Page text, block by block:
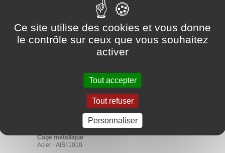
Rétention à la graisse
Rétention des contaminants extérieurs de type boue et
eau, milieu à fortes sollicitations
Applications
Tous types d'applications rotatives
FKM 70 - 75 Shore A
HNBR 70 - 75 Shore A
NBR 70 - 75 Shore A
Cage métallique
Acier - AISI 1010
Ce site utilise des cookies et vous donne
le contrôle sur ceux que vous souhaitez
activer
Tout accepter
Tout refuser
Personnaliser